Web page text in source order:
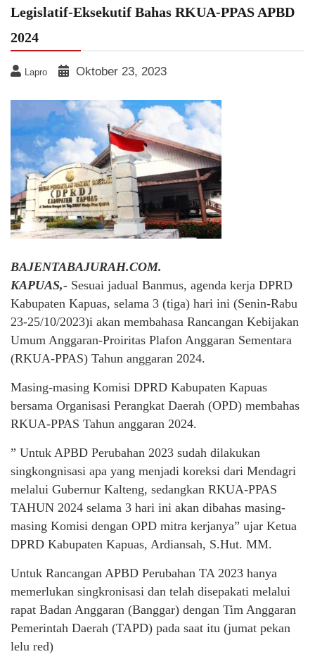
Legislatif-Eksekutif Bahas RKUA-PPAS APBD
2024
Lapro Oktober 23, 2023
BAJENTABAJURAH.COM.
KAPUAS,- Sesuai jadual Banmus, agenda kerja DPRD
Kabupaten Kapuas, selama 3 (tiga) hari ini (Senin-Rabu
23-25/10/2023)i akan membahasa Rancangan Kebijakan
Umum Anggaran-Proiritas Plafon Anggaran Sementara
(RKUA-PPAS) Tahun anggaran 2024.
Masing-masing Komisi DPRD Kabupaten Kapuas
bersama Organisasi Perangkat Daerah (OPD) membahas
RKUA-PPAS Tahun anggaran 2024.
” Untuk APBD Perubahan 2023 sudah dilakukan
singkongnisasi apa yang menjadi koreksi dari Mendagri
melalui Gubernur Kalteng, sedangkan RKUA-PPAS
TAHUN 2024 selama 3 hari ini akan dibahas masing-
masing Komisi dengan OPD mitra kerjanya” ujar Ketua
DPRD Kabupaten Kapuas, Ardiansah, S.Hut. MM.
Untuk Rancangan APBD Perubahan TA 2023 hanya
memerlukan singkronisasi dan telah disepakati melalui
rapat Badan Anggaran (Banggar) dengan Tim Anggaran
Pemerintah Daerah (TAPD) pada saat itu (jumat pekan
lelu red)